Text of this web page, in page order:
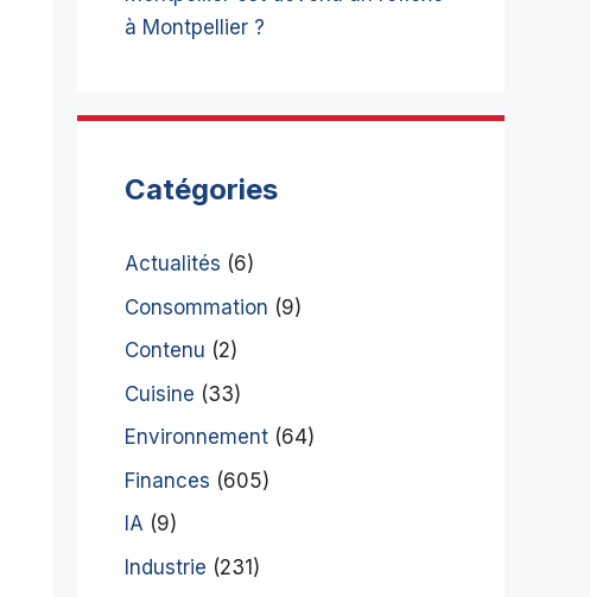
à Montpellier ?
Catégories
Actualités (6)
Consommation (9)
Contenu (2)
Cuisine (33)
Environnement (64)
Finances (605)
IA (9)
Industrie (231)